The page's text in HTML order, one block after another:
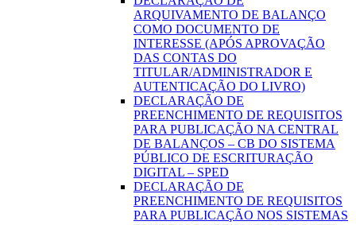
ARQUIVAMENTO DE BALANÇO
COMO DOCUMENTO DE
INTERESSE (APÓS APROVAÇÃO
DAS CONTAS DO
TITULAR/ADMINISTRADOR E
AUTENTICAÇÃO DO LIVRO)
DECLARAÇÃO DE
PREENCHIMENTO DE REQUISITOS
PARA PUBLICAÇÃO NA CENTRAL
DE BALANÇOS – CB DO SISTEMA
PÚBLICO DE ESCRITURAÇÃO
DIGITAL – SPED
DECLARAÇÃO DE
PREENCHIMENTO DE REQUISITOS
PARA PUBLICAÇÃO NOS SISTEMAS